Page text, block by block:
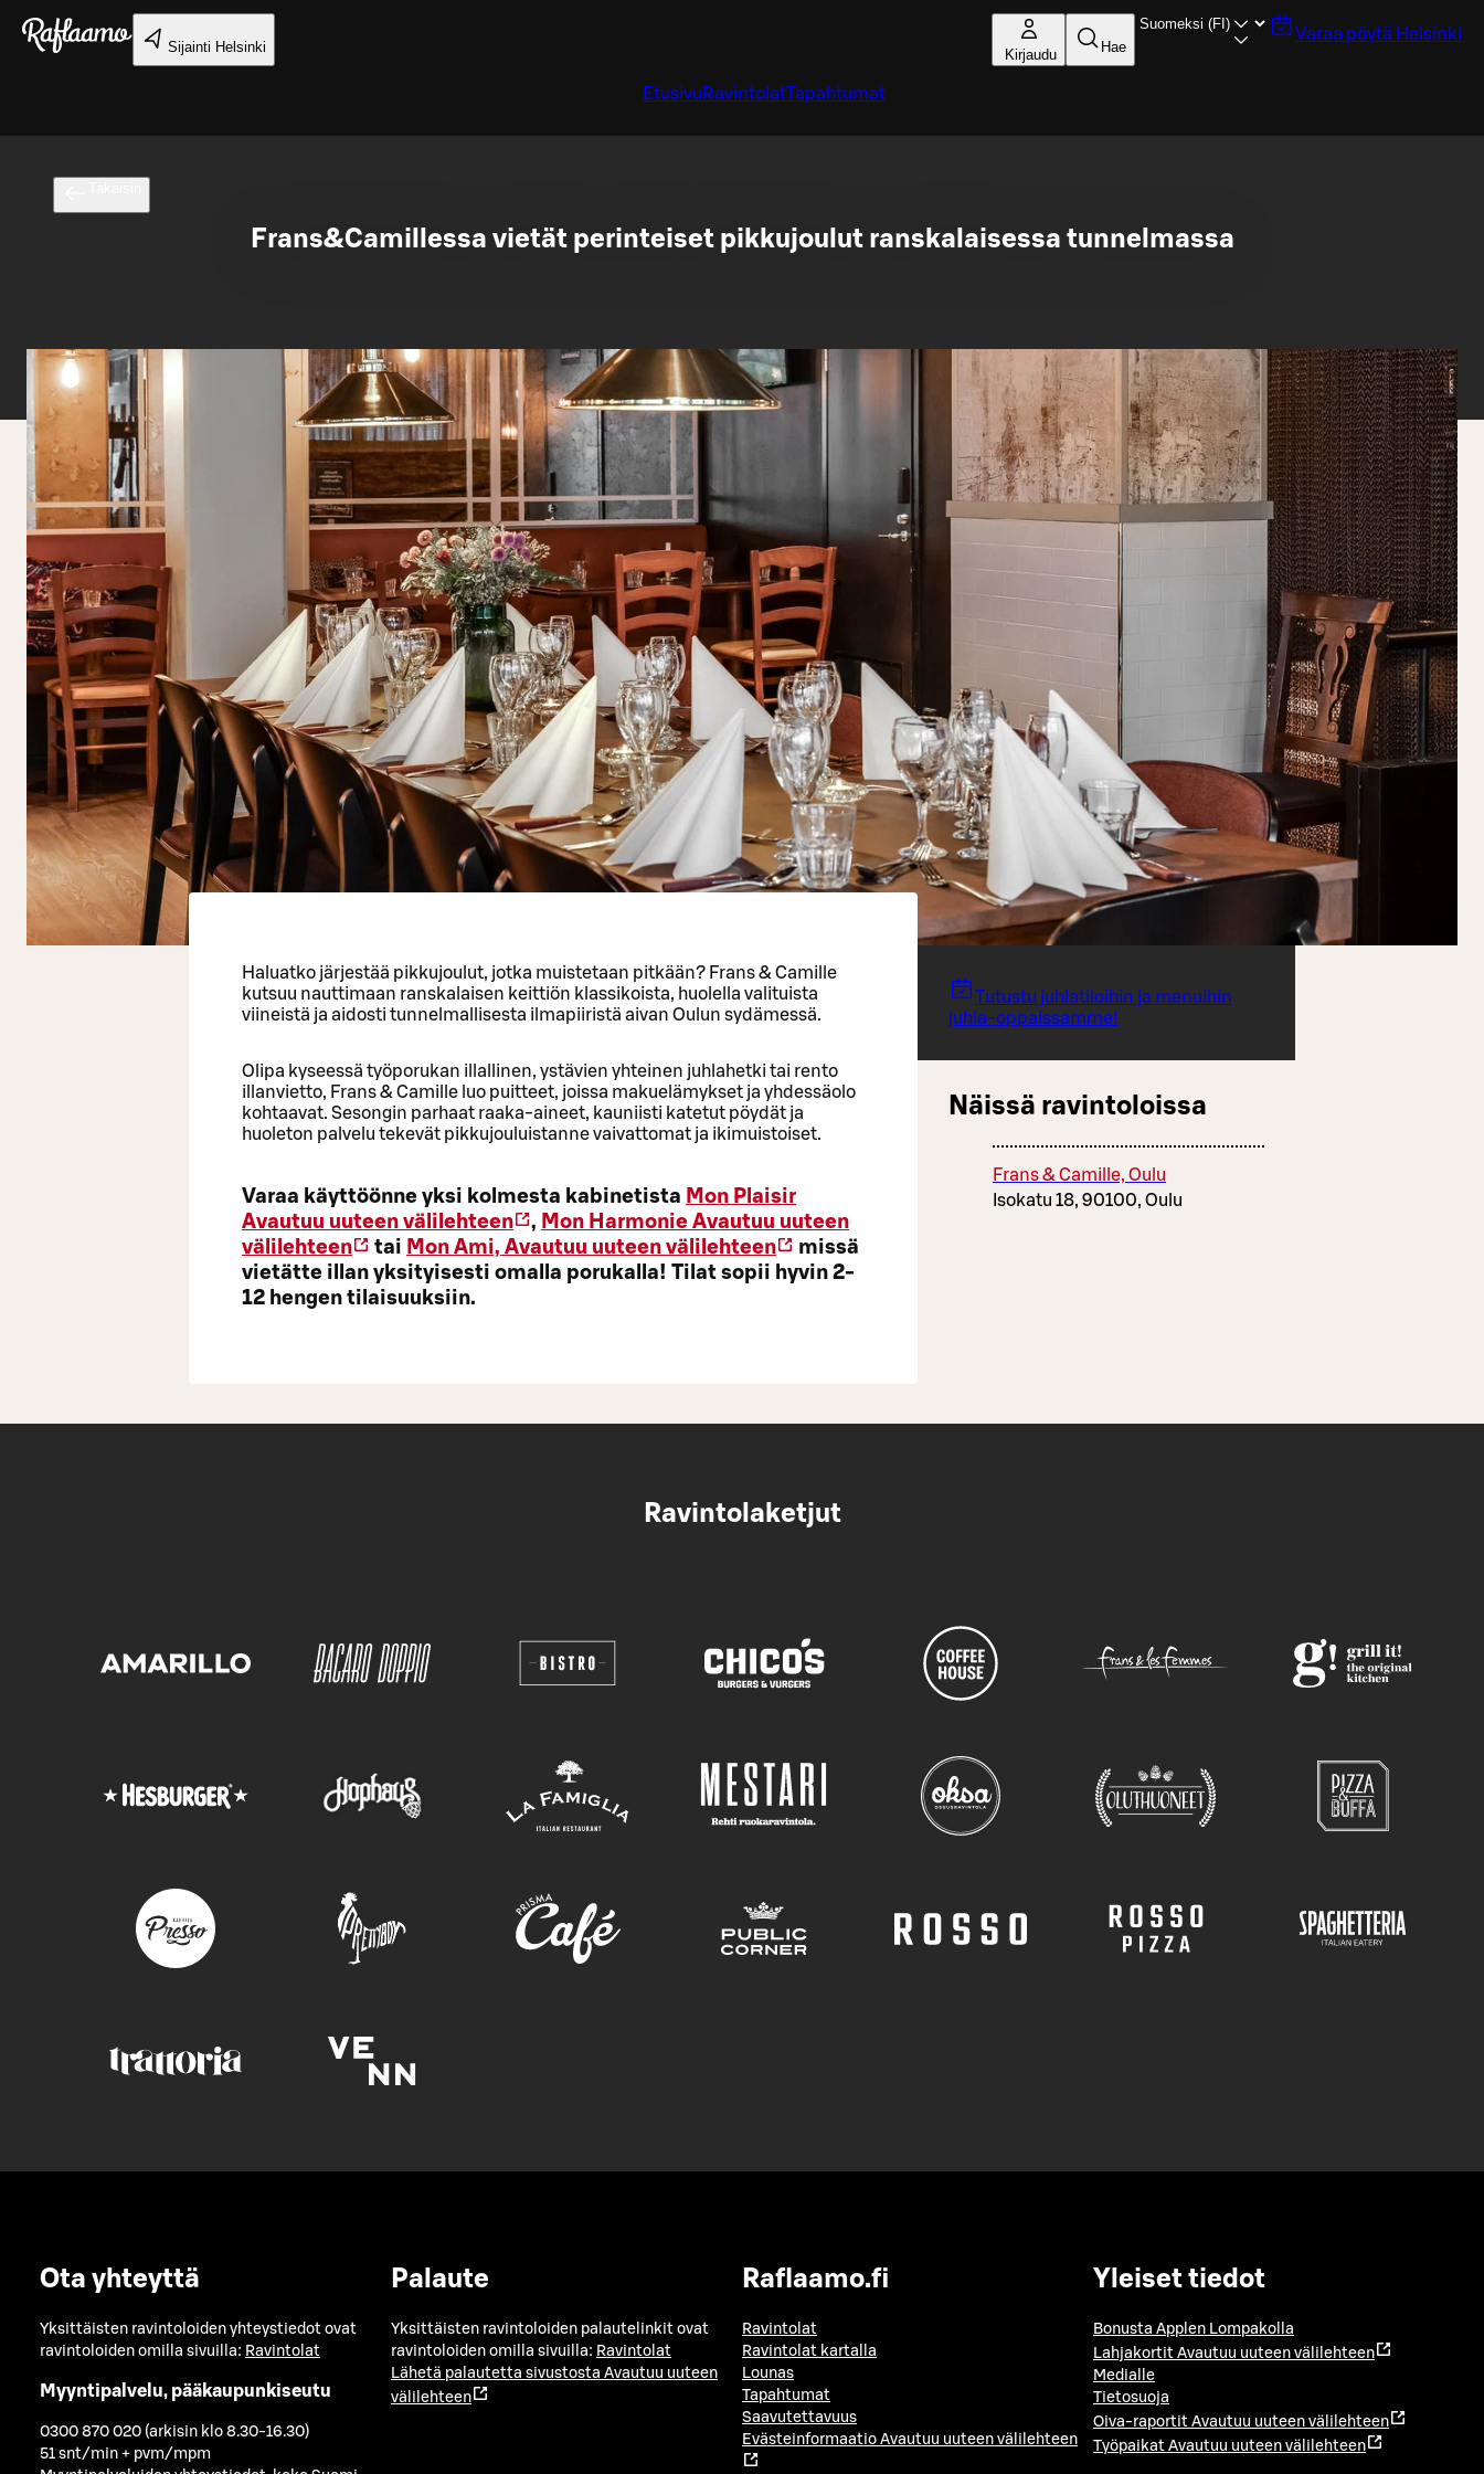
Siirry pääsisältöön
Sijainti Helsinki Kirjaudu Hae
Varaa pöytä Helsinki
Etusivu RavintolatTapahtumat
Frans&Camillessa vietät perinteiset pikkujoulut ranskalaisessa tunnelmassa
Haluatko järjestää pikkujoulut, jotka muistetaan pitkään? Frans & Camille
kutsuu nauttimaan ranskalaisen keittiön klassikoista, huolella valituista
viineistä ja aidosti tunnelmallisesta ilmapiiristä aivan Oulun sydämessä.
Olipa kyseessä työporukan illallinen, ystävien yhteinen juhlahetki tai rento
illanvietto, Frans & Camille luo puitteet, joissa makuelämykset ja yhdessäolo
kohtaavat. Sesongin parhaat raaka-aineet, kauniisti katetut pöydät ja
huoleton palvelu tekevät pikkujouluistanne vaivattomat ja ikimuistoiset.
Varaa käyttöönne yksi kolmesta kabinetista Mon Plaisir
Avautuu uuteen välilehteen
, Mon Harmonie Avautuu uuteen
välilehteen
tai Mon Ami, Avautuu uuteen välilehteen
missä
vietätte illan yksityisesti omalla porukalla! Tilat sopii hyvin 2-
12 hengen tilaisuuksiin.
Tutustu juhlatiloihin ja menuihin
juhla-oppaissamme!
Näissä ravintoloissa
Frans & Camille, Oulu
Isokatu 18, 90100, Oulu
Ravintolaketjut
Ota yhteyttä
Yksittäisten ravintoloiden yhteystiedot ovat
ravintoloiden omilla sivuilla: Ravintolat
Myyntipalvelu, pääkaupunkiseutu
0300 870 020 (arkisin klo 8.30-16.30)
51 snt/min + pvm/mpm
Palaute
Yksittäisten ravintoloiden palautelinkit ovat
ravintoloiden omilla sivuilla: Ravintolat
Lähetä palautetta sivustosta Avautuu uuteen
välilehteen
Raflaamo.fi
Ravintolat
Ravintolat kartalla
Lounas
Tapahtumat
Saavutettavuus
Evästeinformaatio Avautuu uuteen välilehteen
Yleiset tiedot
Bonusta Applen Lompakolla
Lahjakortit Avautuu uuteen välilehteen
Medialle
Tietosuoja
Oiva-raportit Avautuu uuteen välilehteen
Työpaikat Avautuu uuteen välilehteen